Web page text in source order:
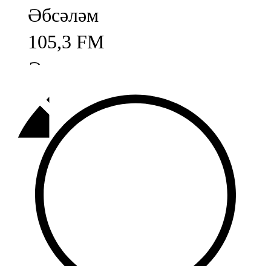
Әбсәләм
105,3 FM
Әлмәт
92,9 FM
Базарлы матак
107,1 FM
Балык бистәсе
104,9 FM
Баулы
107,5 FM